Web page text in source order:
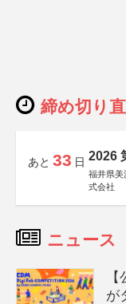
締め切り
あと 33 日 2026
福井県美
式会社
ニュース
が